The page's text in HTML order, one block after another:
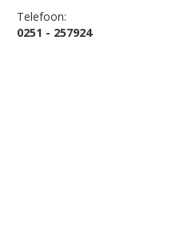
Telefoon:
0251 - 257924